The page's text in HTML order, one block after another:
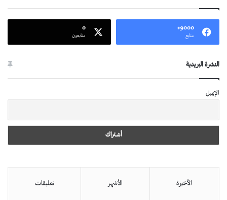
9000+
متابع
0
متابعون
النشرة البريدية
الإيميل
الأخيرة الأشهر تعليقات